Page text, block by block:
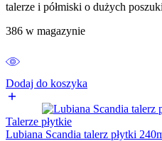
talerze i półmiski o dużych
386 w magazynie
Dodaj do koszyka
Talerze płytkie
Lubiana Scandia talerz płytki